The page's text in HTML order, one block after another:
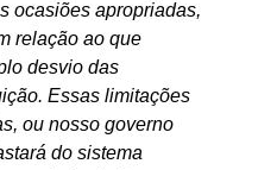
ocasiões apropriadas,
relação ao que
desvio das
Essas limitações
ou nosso governo
do sistema